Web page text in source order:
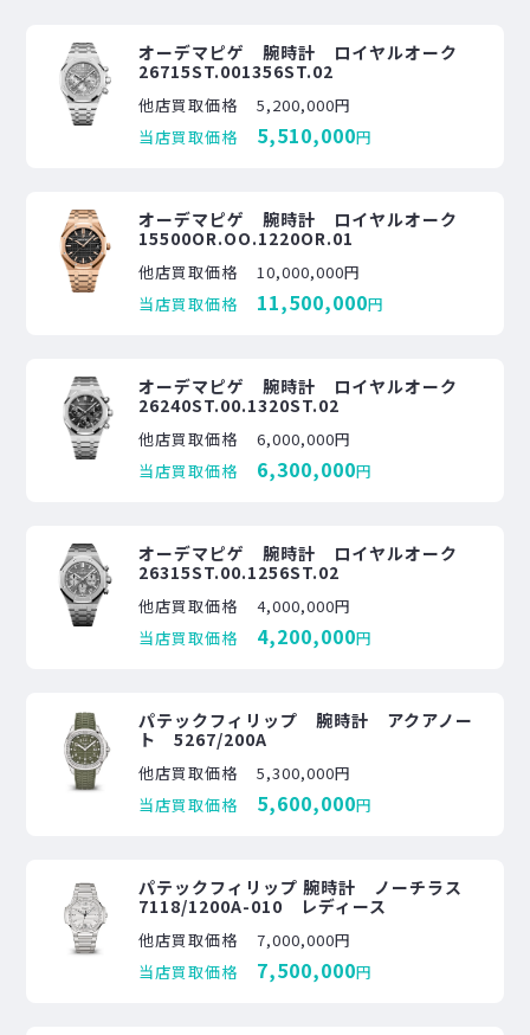
オーデマピゲ 腕時計 ロイヤルオーク
26715ST.001356ST.02
他店買取価格
5,200,000円
当店買取価格
5,510,000円
オーデマピゲ 腕時計 ロイヤルオーク
15500OR.OO.1220OR.01
他店買取価格
10,000,000円
当店買取価格
11,500,000円
オーデマピゲ 腕時計 ロイヤルオーク
26240ST.00.1320ST.02
他店買取価格
6,000,000円
当店買取価格
6,300,000円
オーデマピゲ 腕時計 ロイヤルオーク
26315ST.00.1256ST.02
他店買取価格
4,000,000円
当店買取価格
4,200,000円
パテックフィリップ 腕時計 アクアノー
ト 5267/200A
他店買取価格
5,300,000円
当店買取価格
5,600,000円
パテックフィリップ 腕時計 ノーチラス
7118/1200A-010 レディース
他店買取価格
7,000,000円
当店買取価格
7,500,000円